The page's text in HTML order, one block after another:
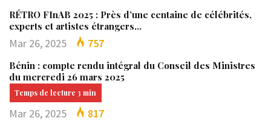
RÉTRO FInAB 2025 : Près d’une centaine de célébrités,
experts et artistes étrangers…
Mar 26, 2025 757
Bénin : compte rendu intégral du Conseil des Ministres
du mercredi 26 mars 2025
Mar 26, 2025 817